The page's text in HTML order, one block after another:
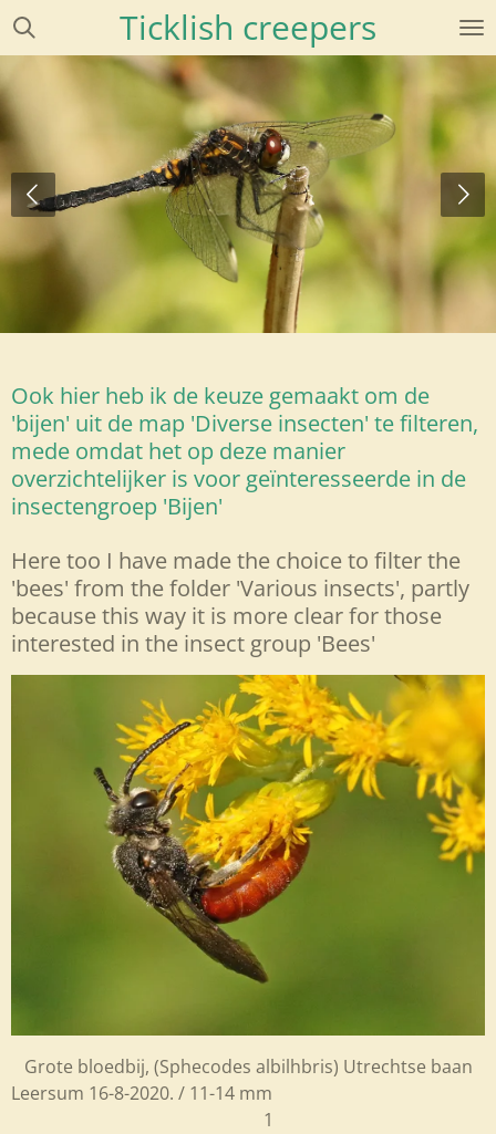
Ga
Ticklish creepers
Ook hier heb ik de keuze gemaakt om de
'bijen' uit de map 'Diverse insecten' te filteren,
mede omdat het op deze manier
overzichtelijker is voor geïnteresseerde in de
insectengroep 'Bijen'
Here too I have made the choice to filter the
'bees' from the folder 'Various insects', partly
because this way it is more clear for those
interested in the insect group 'Bees'
Grote bloedbij, (Sphecodes albilhbris) Utrechtse baan
Leersum 16-8-2020. / 11-14 mm
1